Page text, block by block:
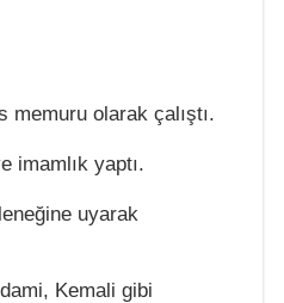
memuru olarak çalıştı.
imamlık yaptı.
uyarak
Kemali gibi